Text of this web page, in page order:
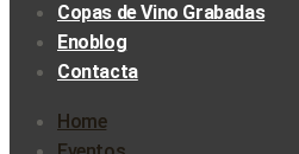
Copas de Vino Grabadas
Enoblog
Contacta
Home